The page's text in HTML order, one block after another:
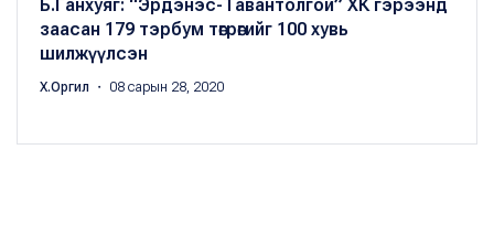
Б.Ганхуяг: “Эрдэнэс-Тавантолгой” ХК гэрээнд
заасан 179 тэрбум төгрөгийг 100 хувь
шилжүүлсэн
Х.Оргил ・ 08 сарын 28, 2020